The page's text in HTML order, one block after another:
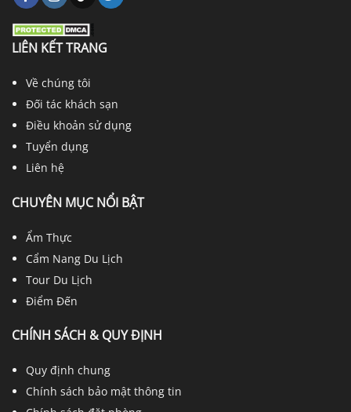
LIÊN KẾT TRANG
Về chúng tôi
Đối tác khách sạn
Điều khoản sử dụng
Tuyển dụng
Liên hệ
CHUYÊN MỤC NỔI BẬT
Ẩm Thực
Cẩm Nang Du Lịch
Tour Du Lịch
Điểm Đến
CHÍNH SÁCH & QUY ĐỊNH
Quy định chung
Chính sách bảo mật thông tin